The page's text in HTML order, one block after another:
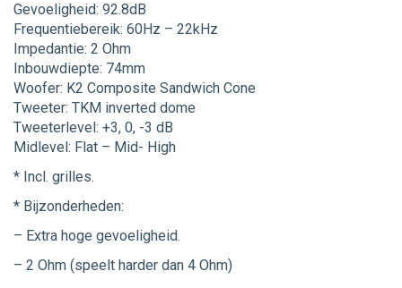
Gevoeligheid: 92.8dB
Frequentiebereik: 60Hz – 22kHz
Impedantie: 2 Ohm
Inbouwdiepte: 74mm
Woofer: K2 Composite Sandwich Cone
Tweeter: TKM inverted dome
Tweeterlevel: +3, 0, -3 dB
Midlevel: Flat – Mid- High
* Incl. grilles.
* Bijzonderheden:
– Extra hoge gevoeligheid.
– 2 Ohm (speelt harder dan 4 Ohm)